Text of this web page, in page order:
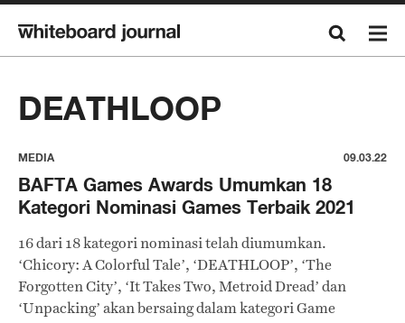
DEATHLOOP
MEDIA 09.03.22
BAFTA Games Awards Umumkan 18
Kategori Nominasi Games Terbaik 2021
16 dari 18 kategori nominasi telah diumumkan.
‘Chicory: A Colorful Tale’, ‘DEATHLOOP’, ‘The
Forgotten City’, ‘It Takes Two, Metroid Dread’ dan
‘Unpacking’ akan bersaing dalam kategori Game